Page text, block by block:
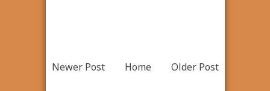
Newer Post Older Post
Home